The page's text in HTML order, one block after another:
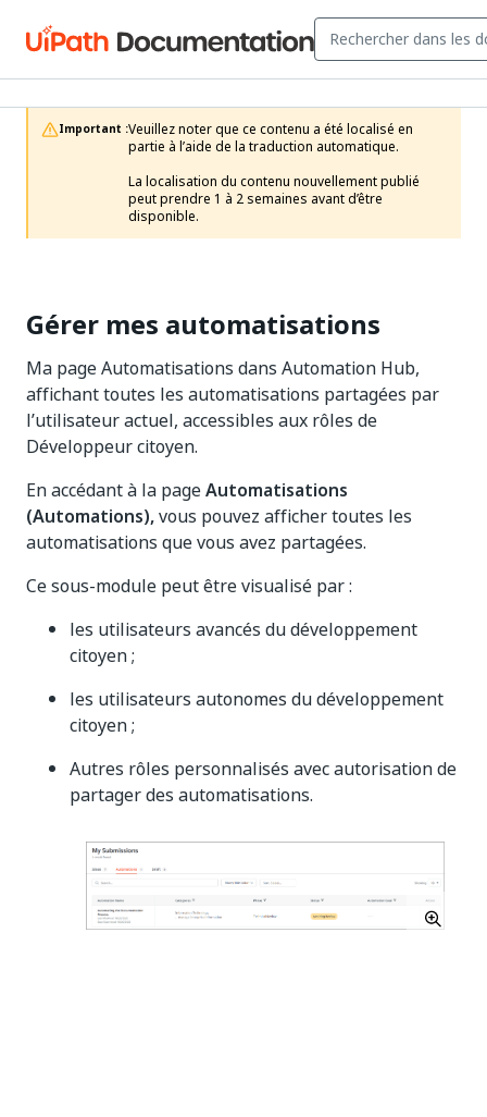
Important :Veuillez noter que ce contenu a été localisé en
partie à l’aide de la traduction automatique.
La localisation du contenu nouvellement publié
peut prendre 1 à 2 semaines avant d’être
disponible.
Gérer mes automatisations
Ma page Automatisations dans Automation Hub,
affichant toutes les automatisations partagées par
l’utilisateur actuel, accessibles aux rôles de
Développeur citoyen.
En accédant à la pageAutomatisations
(Automations),vous pouvez afficher toutes les
automatisations que vous avez partagées.
Ce sous-module peut être visualisé par :
les utilisateurs avancés du développement
citoyen ;
les utilisateurs autonomes du développement
citoyen ;
Autres rôles personnalisés avec autorisation de
partager des automatisations.